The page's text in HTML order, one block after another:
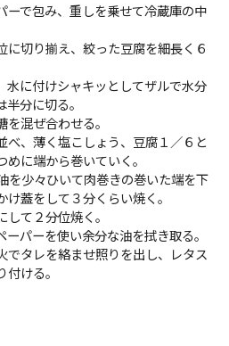
ーで包み、重しを乗せて冷蔵庫の中
に切り揃え、絞った豆腐を細長く６
水に付けシャキッとしてザルで水分
分に切る。
混ぜ合わせる。
べ、薄く塩こしょう、豆腐１／６と
に端から巻いていく。
を少々ひいて肉巻きの巻いた端を下
蓋をして３分くらい焼く。
て２分位焼く。
パーを使い余分な油を拭き取る。
でタレを絡ませ照りを出し、レタス
ける。